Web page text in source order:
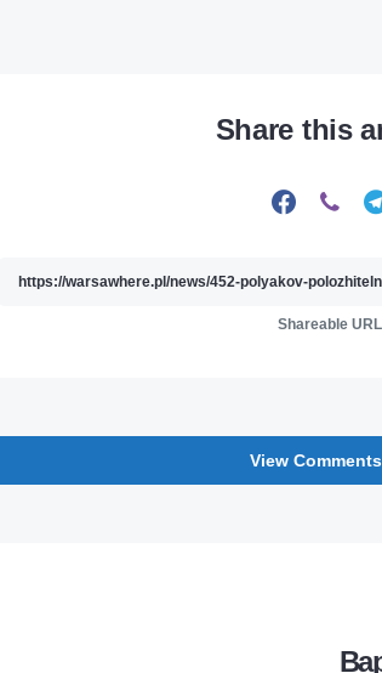
Share this
Shareable URL
View